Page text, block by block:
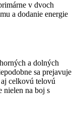
v dvoch
a dodanie energie
a dolných
sa prejavuje
celkovú telovú
nielen na boj s